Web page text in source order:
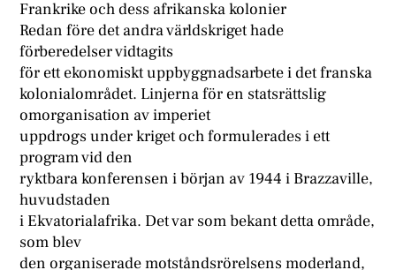
Frankrike och dess afrikanska kolonier
Redan före det andra världskriget hade
förberedelser vidtagits
för ett ekonomiskt uppbyggnadsarbete i det franska
kolonialområdet. Linjerna för en statsrättslig
omorganisation av imperiet
uppdrogs under kriget och formulerades i ett
program vid den
ryktbara konferensen i början av 1944 i Brazzaville,
huvudstaden
i Ekvatorialafrika. Det var som bekant detta område,
som blev
den organiserade motståndsrörelsens moderland,